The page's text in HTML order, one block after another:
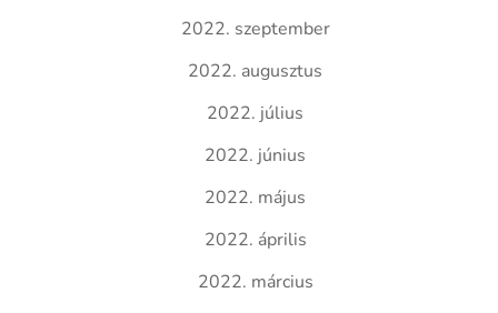
2022. szeptember
2022. augusztus
2022. július
2022. június
2022. május
2022. április
2022. március